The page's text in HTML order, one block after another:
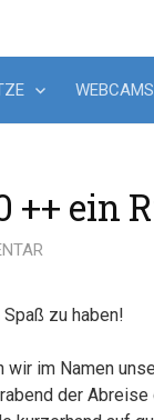
WEBCAMS
++ ein
zu haben!
wir im Namen
der